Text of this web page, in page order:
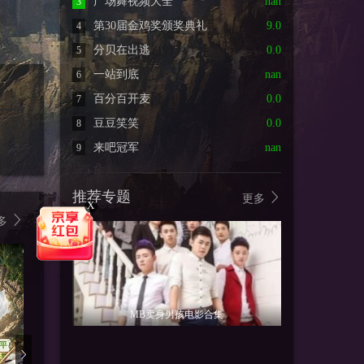
9.0
4
第30届金鸡奖颁奖典礼
0.0
5
分贝在出逃
nan
6
一站到底
0.0
7
百分百开麦
0.0
8
豆豆笑笑
nan
9 来吧冠军
更多
推荐专题
MB卖身男孩电影合集
X